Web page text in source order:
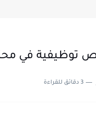
توظيفية في
3 دقائق للقراءة